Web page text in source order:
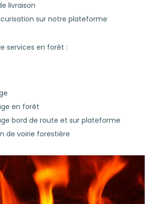
livraison
sur notre plateforme
services en forêt :
en forêt
bord de route et sur plateforme
de voirie forestière